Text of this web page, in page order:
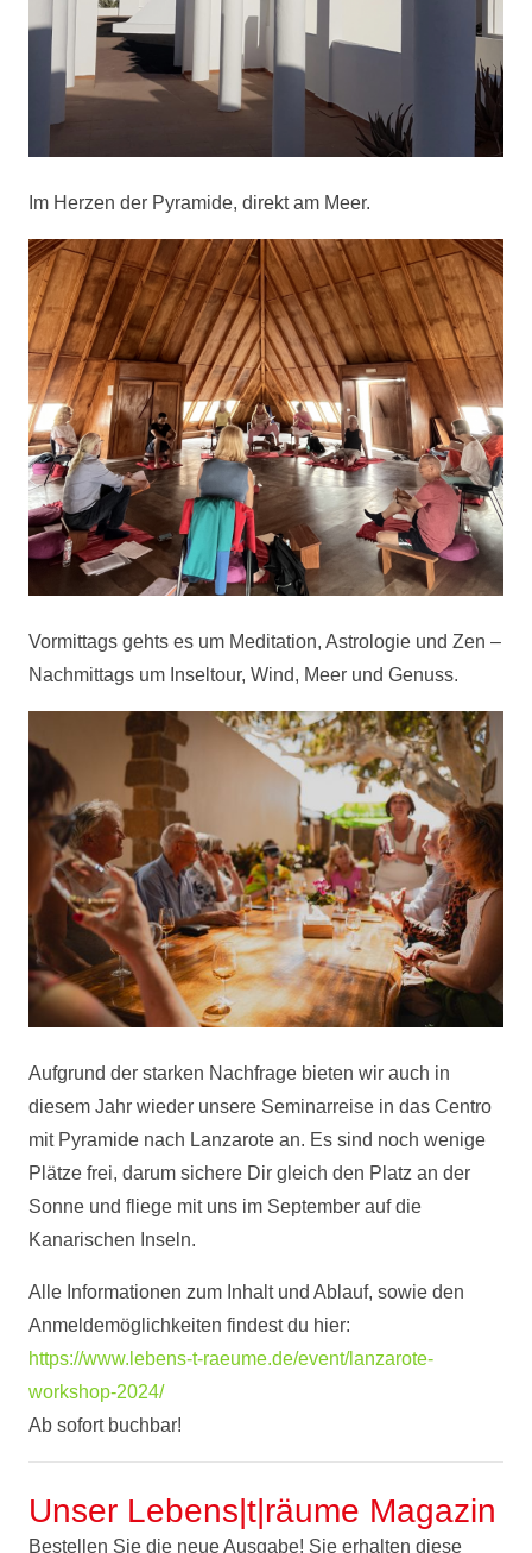
Im Herzen der Pyramide, direkt am Meer.
Vormittags gehts es um Meditation, Astrologie und Zen –
Nachmittags um Inseltour, Wind, Meer und Genuss.
Aufgrund der starken Nachfrage bieten wir auch in
diesem Jahr wieder unsere Seminarreise in das Centro
mit Pyramide nach Lanzarote an. Es sind noch wenige
Plätze frei, darum sichere Dir gleich den Platz an der
Sonne und fliege mit uns im September auf die
Kanarischen Inseln.
Alle Informationen zum Inhalt und Ablauf, sowie den
Anmeldemöglichkeiten findest du hier:
https://www.lebens-t-raeume.de/event/lanzarote-
workshop-2024/
Ab sofort buchbar!
Unser Lebens|t|räume Magazin
Bestellen Sie die neue Ausgabe! Sie erhalten diese